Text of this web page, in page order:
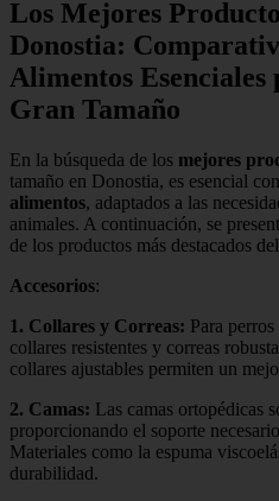
Los Mejores
Donostia:
Alimentos Esenciales
Gran Tamaño
En la búsqueda de los mejores
tamaño en Donostia, es esencial
alimentos, adaptados a las
animales. A continuación, se
de los productos más destacados
Accesorios:
1. Collares y Correas: Para
collares resistentes y correas
collares ajustables permiten un
2. Camas: Las camas ortopédicas
proporcionando el soporte
Materiales como la espuma
durabilidad.